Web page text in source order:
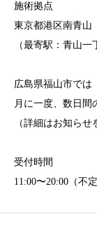
施術拠点
東京都港区南青山
（最寄駅：青山一
広島県福山市では
月に一度、数日間
（詳細はお知らせ
受付時間
11:00〜20:00（不定